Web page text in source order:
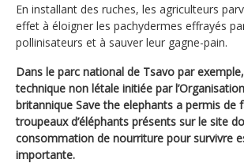
En installant des ruches, les agriculteurs
effet à éloigner les pachydermes effrayés
pollinisateurs et à sauver leur gagne-pain.
Dans le parc national de Tsavo par
technique non létale initiée par
britannique Save the elephants a permis de
troupeaux d’éléphants présents sur le site
consommation de nourriture pour survivre
importante.